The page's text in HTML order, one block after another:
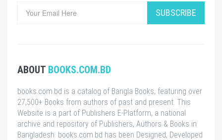
SUBSCRIBE
ABOUT BOOKS.COM.BD
books.com.bd is a catalog of Bangla Books, featuring over
27,500+ Books from authors of past and present. This
Website is a part of Publishers E-Platform, a national
archive and repository of Publishers, Authors & Books in
Bangladesh. books.com.bd has been Designed, Developed